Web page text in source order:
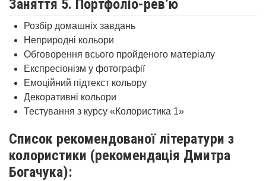
Заняття 5. Портфоліо-рев’ю
Розбір домашніх завдань
Неприродні кольори
Обговорення всього пройденого матеріалу
Експресіонізм у фотографії
Емоційний підтекст кольору
Декоративні кольори
Тестування з курсу «Колористика 1»
Список рекомендованої літератури з
колористики (рекомендація Дмитра
Богачука):